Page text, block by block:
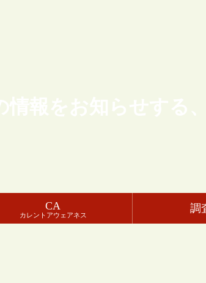
情報をお知らせする
CA
カレントアウェアネス
調